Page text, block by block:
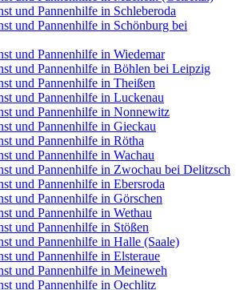
und Pannenhilfe in Schleberoda
und Pannenhilfe in Schönburg bei
und Pannenhilfe in Wiedemar
und Pannenhilfe in Böhlen bei Leipzig
und Pannenhilfe in Theißen
und Pannenhilfe in Luckenau
und Pannenhilfe in Nonnewitz
und Pannenhilfe in Gieckau
und Pannenhilfe in Rötha
und Pannenhilfe in Wachau
und Pannenhilfe in Zwochau bei Delitzsch
und Pannenhilfe in Ebersroda
und Pannenhilfe in Görschen
und Pannenhilfe in Wethau
und Pannenhilfe in Stößen
und Pannenhilfe in Halle (Saale)
und Pannenhilfe in Elsteraue
und Pannenhilfe in Meineweh
und Pannenhilfe in Oechlitz